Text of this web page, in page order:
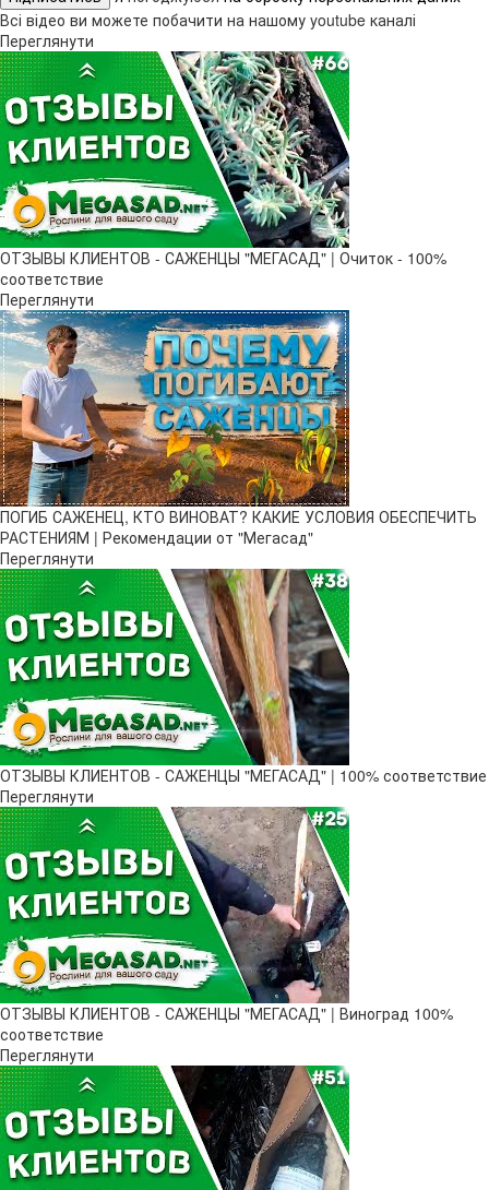
Всі відео ви можете побачити на нашому youtube каналі
Переглянути
ОТЗЫВЫ КЛИЕНТОВ - САЖЕНЦЫ "МЕГАСАД" | Очиток - 100%
соответствие
Переглянути
ПОГИБ САЖЕНЕЦ, КТО ВИНОВАТ? КАКИЕ УСЛОВИЯ ОБЕСПЕЧИТЬ
РАСТЕНИЯМ | Рекомендации от "Мегасад"
Переглянути
ОТЗЫВЫ КЛИЕНТОВ - САЖЕНЦЫ "МЕГАСАД" | 100% соответствие
Переглянути
ОТЗЫВЫ КЛИЕНТОВ - САЖЕНЦЫ "МЕГАСАД" | Виноград 100%
соответствие
Переглянути